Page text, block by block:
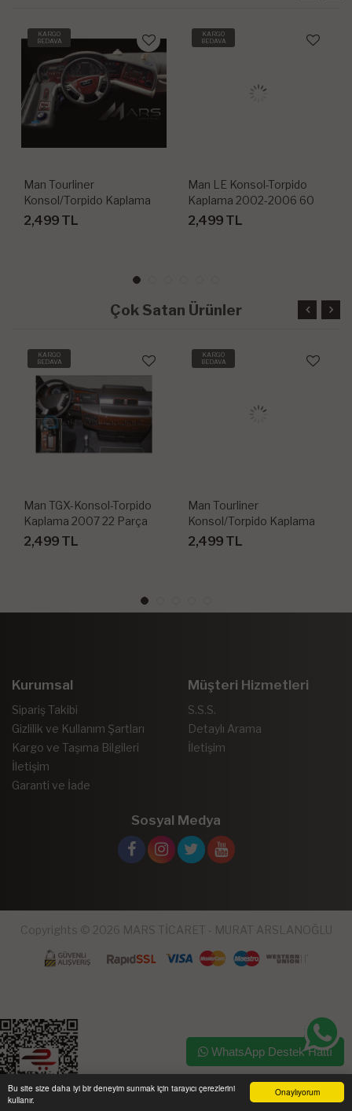
Onaylıyorum
Bu site size daha iyi bir deneyim sunmak için tarayıcı çerezlerini
kullanır.
KARGO
BEDAVA
Man Tourliner
Konsol/Torpido Kaplama
2011-62P
2,499 TL
KARGO
BEDAVA
Man LE Konsol-Torpido
Kaplama 2002-2006 60
Parça
2,499 TL
Çok Satan Ürünler
KARGO
BEDAVA
Man TGX-Konsol-Torpido
Kaplama 2007 22 Parça
2,499 TL
KARGO
BEDAVA
Man Tourliner
Konsol/Torpido Kaplama
2011-62P
2,499 TL
Kurumsal
Sipariş Takibi
Gizlilik ve Kullanım Şartları
Kargo ve Taşıma Bilgileri
İletişim
Garanti ve İade
Müşteri Hizmetleri
S.S.S.
Detaylı Arama
İletişim
Sosyal Medya
Copyrights © 2026 MARS TİCARET - MURAT ARSLANOĞLU
Ana Sayfa Sipariş Takibi İletişim
WhatsApp Destek Hattı